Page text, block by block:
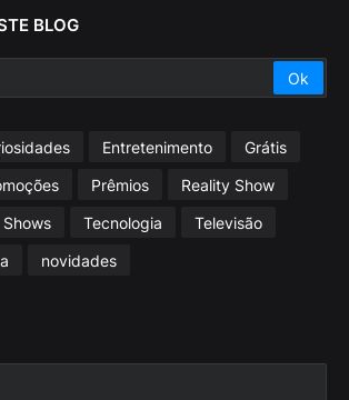
BLOG
Entretenimento
Grátis
Prêmios
Reality Show
Shows Tecnologia
Televisão
novidades